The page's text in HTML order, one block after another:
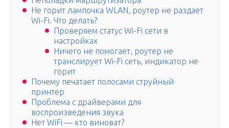
Не горит лампочка WLAN, роутер не раздает
Wi-Fi. Что делать?
Проверяем статус Wi-Fi сети в
настройках
Ничего не помогает, роутер не
транслирует Wi-Fi сеть, индикатор не
горит
Почему печатает полосами струйный
принтер
Проблема с драйверами для
воспроизведения звука
Нет WiFi — кто виноват?